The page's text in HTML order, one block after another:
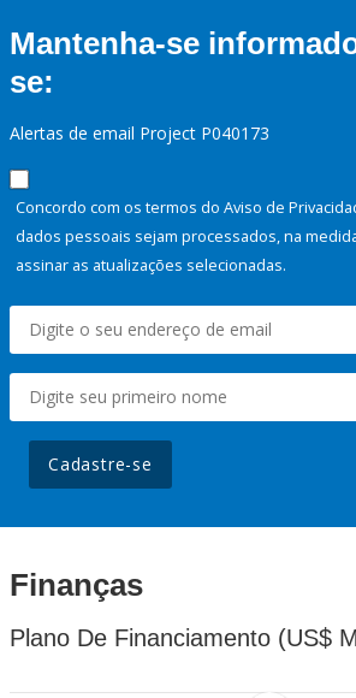
Mantenha-se
se:
Alertas de email Project P040173
Concordo com os termos do Aviso de
dados pessoais sejam processados, na
assinar as atualizações selecionadas.
Cadastre-se
Finanças
Plano De Financiamento (US$